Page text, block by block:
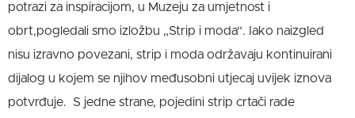
potrazi za inspiracijom, u Muzeju za umjetnost i
obrt,pogledali smo izložbu „Strip i moda“. Iako naizgled
nisu izravno povezani, strip i moda održavaju kontinuirani
dijalog u kojem se njihov međusobni utjecaj uvijek iznova
potvrđuje. S jedne strane, pojedini strip crtači rade